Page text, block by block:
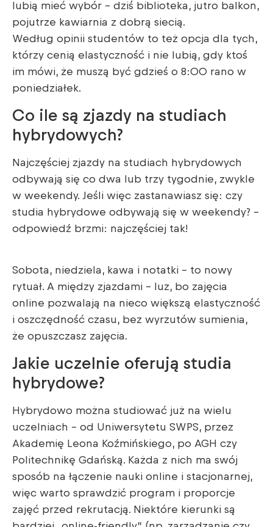
lubią mieć wybór – dziś biblioteka, jutro balkon,
pojutrze kawiarnia z dobrą siecią.
Według opinii studentów to też opcja dla tych,
którzy cenią elastyczność i nie lubią, gdy ktoś
im mówi, że muszą być gdzieś o 8:00 rano w
poniedziałek.
Co ile są zjazdy na studiach
hybrydowych?
Najczęściej zjazdy na studiach hybrydowych
odbywają się co dwa lub trzy tygodnie, zwykle
w weekendy. Jeśli więc zastanawiasz się: czy
studia hybrydowe odbywają się w weekendy? –
odpowiedź brzmi: najczęściej tak!
Sobota, niedziela, kawa i notatki – to nowy
rytuał. A między zjazdami – luz, bo zajęcia
online pozwalają na nieco większą elastyczność
i oszczędność czasu, bez wyrzutów sumienia,
że opuszczasz zajęcia.
Jakie uczelnie oferują studia
hybrydowe?
Hybrydowo można studiować już na wielu
uczelniach – od Uniwersytetu SWPS, przez
Akademię Leona Koźmińskiego, po AGH czy
Politechnikę Gdańską. Każda z nich ma swój
sposób na łączenie nauki online i stacjonarnej,
więc warto sprawdzić program i proporcje
zajęć przed rekrutacją. Niektóre kierunki są